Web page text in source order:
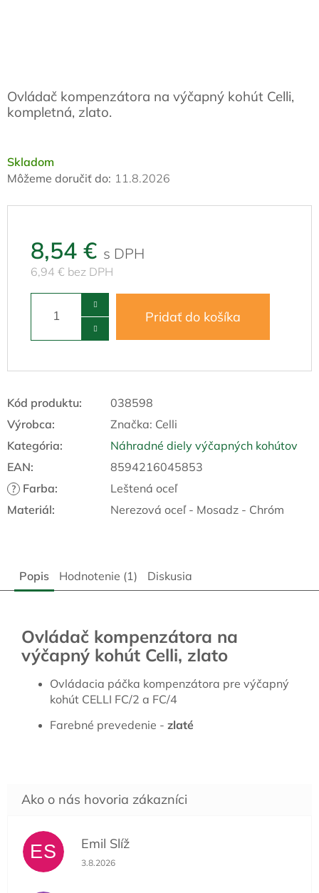
Skladom
Môžeme doručiť do: 11.8.2026
8,54 €
6,94 € bez DPH
Pridať do košíka
Ovládač kompenzátora na výčapný kohút Celli,
kompletná, zlato.
Kód produktu:
038598
Výrobca:
Značka: Celli
Kategória:
Náhradné diely výčapných kohútov
EAN: 8594216045853
? Farba:
Leštená oceľ
Materiál: Nerezová oceľ - Mosadz - Chróm
Popis Hodnotenie (1) Diskusia
Ovládač kompenzátora na
výčapný kohút Celli, zlato
Ovládacia páčka kompenzátora pre výčapný
kohút CELLI FC/2 a FC/4
Farebné prevedenie - zlaté
ES Emil Slíž
Hodnotenie obchodu je 5 z 5 hviezdičiek.
3.8.2026